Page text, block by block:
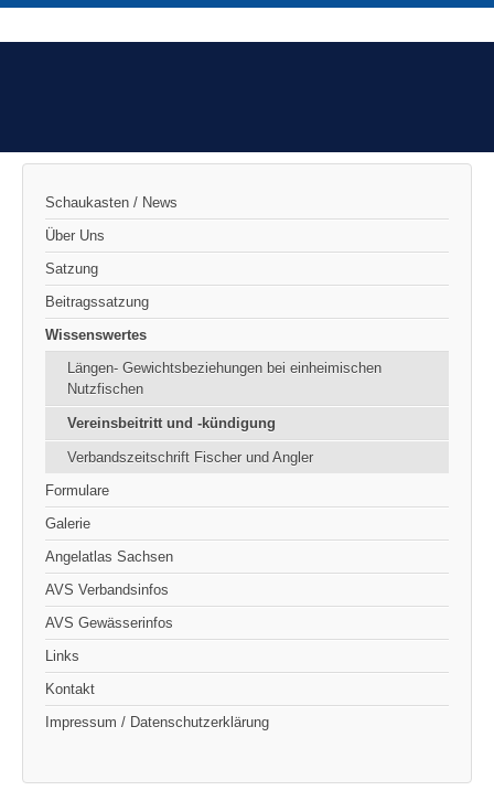
Schaukasten / News
Über Uns
Satzung
Beitragssatzung
Wissenswertes
Längen- Gewichtsbeziehungen bei einheimischen
Nutzfischen
Vereinsbeitritt und -kündigung
Verbandszeitschrift Fischer und Angler
Formulare
Galerie
Angelatlas Sachsen
AVS Verbandsinfos
AVS Gewässerinfos
Links
Kontakt
Impressum / Datenschutzerklärung